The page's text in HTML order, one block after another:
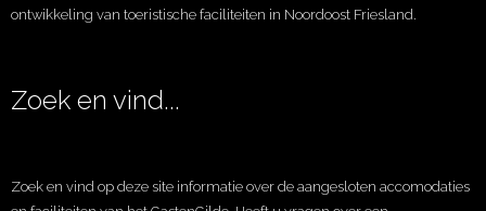
ontwikkeling van toeristische faciliteiten in Noordoost Friesland.
Zoek en vind...
Zoek en vind op deze site informatie over de aangesloten accomodaties